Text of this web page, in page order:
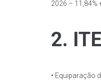
2026 –
2.
• Equiparação